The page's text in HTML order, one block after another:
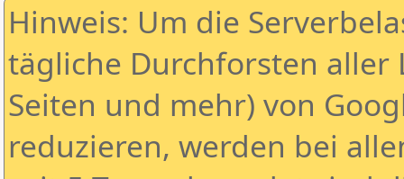
Hinweis: Um die
tägliche Durchforsten aller
Seiten und mehr) von
reduzieren, werden bei